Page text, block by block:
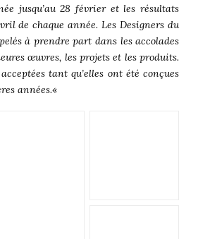
jusqu’au 28 février et les résultats
de chaque année. Les Designers du
à prendre part dans les accolades
œuvres, les projets et les produits.
tant qu’elles ont été conçues
années.«